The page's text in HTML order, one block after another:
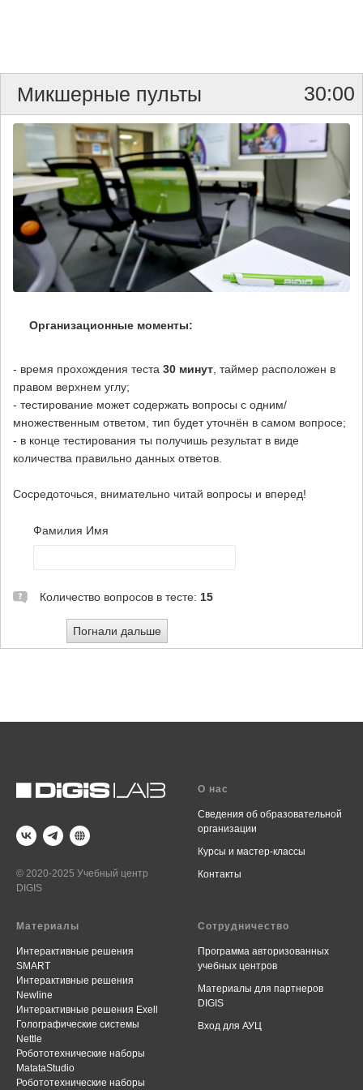
© 2020-2025 Учебный центр
DIGIS
О нас
Сведения об образовательной
организации
Курсы и мастер-классы
Контакты
Материалы
Интерактивные решения
SMART
Интерактивные решения
Newline
Интерактивные решения Exell
Голографические системы
Nettle
Робототехнические наборы
MatataStudio
Робототехнические наборы
Сотрудничество
Программа авторизованных
учебных центров
Материалы для партнеров
DIGIS
Вход для АУЦ